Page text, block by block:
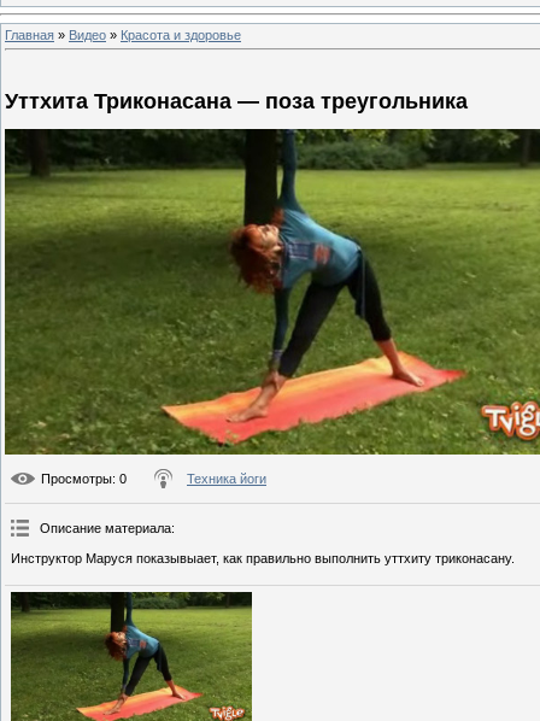
Главная » Видео » Красота и здоровье
Уттхита Триконасана — поза треугольника
Просмотры: 0 Техника йоги
Описание материала:
Инструктор Маруся показывыает, как правильно выполнить уттхиту триконасану.